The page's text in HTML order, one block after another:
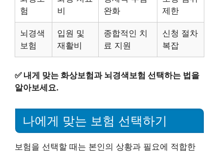
험
비
완화
제한
뇌경색
보험
입원 및
재활비
종합적인 치
료 지원
신청 절차
복잡
✅ 내게 맞는 화상보험과 뇌경색보험 선택하는 법을
알아보세요.
나에게 맞는 보험 선택하기
보험을 선택할 때는 본인의 상황과 필요에 적합한